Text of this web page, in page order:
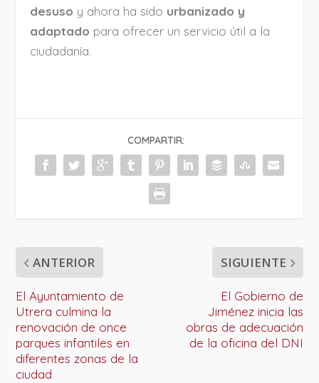
desuso y ahora ha sido urbanizado y
adaptado para ofrecer un servicio útil a la
ciudadanía.
COMPARTIR:
ANTERIOR
El Ayuntamiento de
Utrera culmina la
renovación de once
parques infantiles en
diferentes zonas de la
ciudad
SIGUIENTE
El Gobierno de
Jiménez inicia las
obras de adecuación
de la oficina del DNI